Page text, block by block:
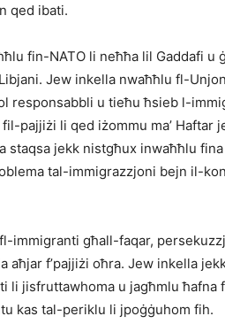
qed ibati.
fin-NATO li neħħa lil Gaddafi u
Jew inkella nwaħħlu fl-
responsabbli u tieħu ħsieb l-
pajjiżi li qed iżommu ma’ Haftar
staqsa jekk nistgħux inwaħħlu
tal-immigrazzjoni bejn il-
immigranti għall-faqar,
f’pajjiżi oħra. Jew inkella
li jisfruttawhoma u jagħmlu ħafna
kas tal-periklu li jpoġġuhom fih.